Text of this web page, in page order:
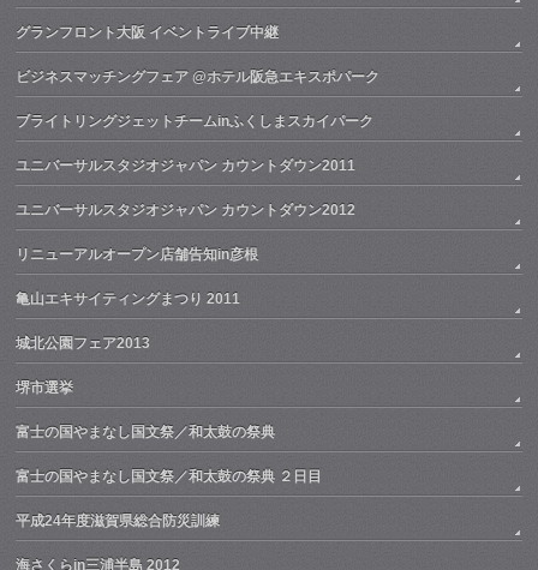
グランフロント大阪 イベントライブ中継
ビジネスマッチングフェア @ホテル阪急エキスポパーク
ブライトリングジェットチームinふくしまスカイパーク
ユニバーサルスタジオジャパン カウントダウン2011
ユニバーサルスタジオジャパン カウントダウン2012
リニューアルオープン店舗告知in彦根
亀山エキサイティングまつり 2011
城北公園フェア2013
堺市選挙
富士の国やまなし国文祭／和太鼓の祭典
富士の国やまなし国文祭／和太鼓の祭典 ２日目
平成24年度滋賀県総合防災訓練
海さくらin三浦半島 2012